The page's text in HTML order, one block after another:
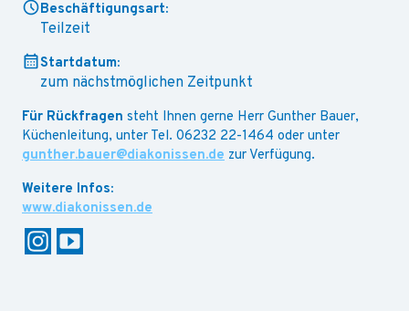
Beschäftigungsart:
Teilzeit
Startdatum:
zum nächstmöglichen Zeitpunkt
Für Rückfragen steht Ihnen gerne Herr Gunther Bauer,
Küchenleitung, unter Tel. 06232 22-1464 oder unter
gunther.bauer@diakonissen.de zur Verfügung.
www.diakonissen.de